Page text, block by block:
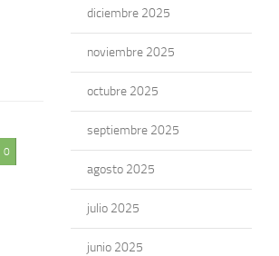
0
diciembre 2025
noviembre 2025
octubre 2025
septiembre 2025
agosto 2025
julio 2025
junio 2025